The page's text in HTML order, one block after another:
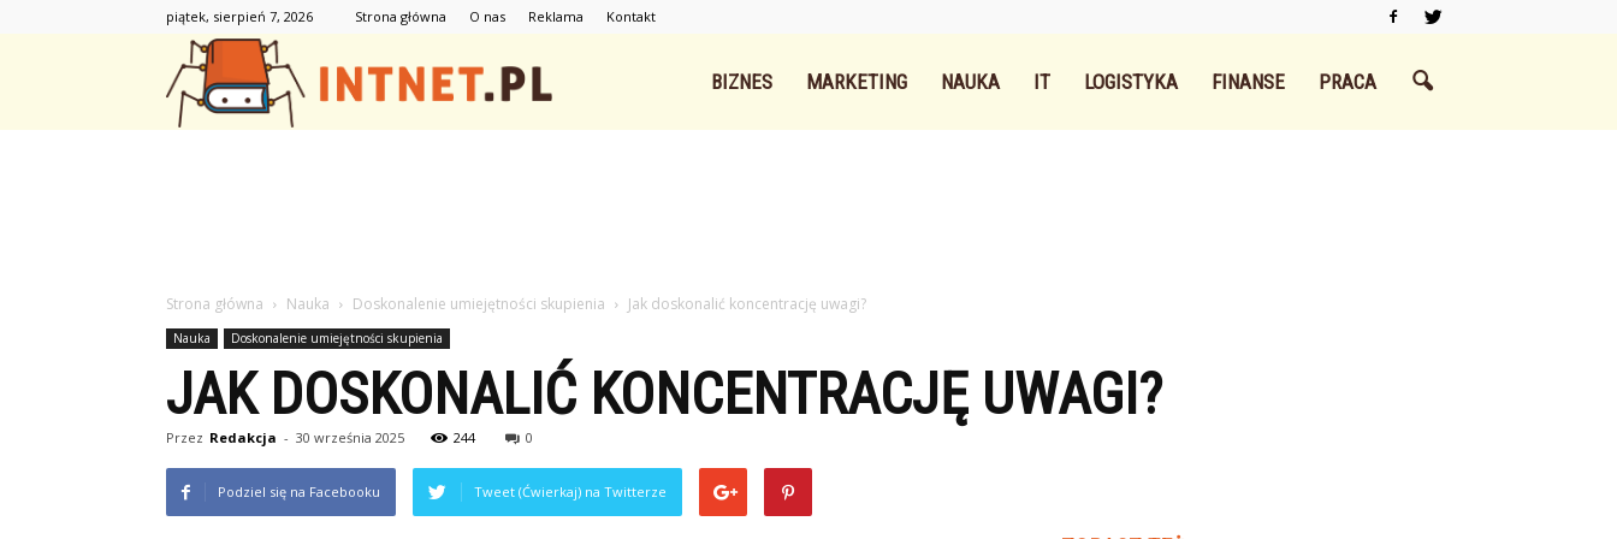
piątek, sierpień 7, 2026 Strona główna O nas Reklama Kontakt
BIZNES MARKETING NAUKA IT LOGISTYKA FINANSE PRACA
Strona główna Nauka Doskonalenie umiejętności skupienia Jak doskonalić koncentrację uwagi?
Nauka Doskonalenie umiejętności skupienia
JAK DOSKONALIĆ KONCENTRACJĘ UWAGI?
Przez Redakcja - 30 września 2025 244 0
Podziel się na Facebooku Tweet (Ćwierkaj) na Twitterze